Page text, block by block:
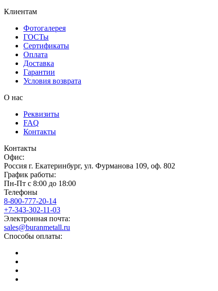
Клиентам
Фотогалерея
ГОСТы
Сертификаты
Оплата
Доставка
Гарантии
Условия возврата
О нас
Реквизиты
FAQ
Контакты
Контакты
Офис:
Россия г. Екатеринбург, ул. Фурманова 109, оф. 802
График работы:
Пн-Пт с 8:00 до 18:00
Телефоны
8-800-777-20-14
+7-343-302-11-03
Электронная почта:
sales@buranmetall.ru
Способы оплаты: